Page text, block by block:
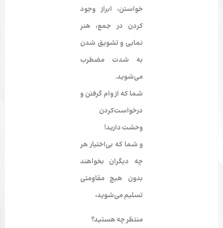
خواستن، ابراز وجود
کردن در جمع، هنر
نمایی و تشویق شدن
به شدت مضطرب
می‌شوید.
شما که از وام گرفتن و
درخواست‌کردن
وحشت دارید!
و شما که بی‌اختیار هر
چه دیگران بخواهند
بدون هیچ مقاومتی
تسلیم می‌شوید،
منتظر چه هستید؟